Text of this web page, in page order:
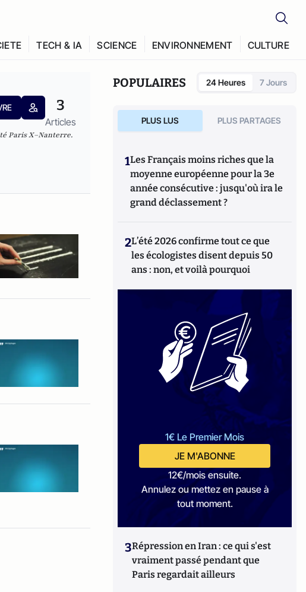
TECH & IA SCIENCE ENVIRONNEMENT CULTURE
3
Articles
Paris X–Nanterre.
POPULAIRES 24 Heures 7 Jours
PLUS LUS PLUS PARTAGES
1Les Français moins riches que la
moyenne européenne pour la 3e
année consécutive : jusqu'où ira le
grand déclassement ?
2L’été 2026 confirme tout ce que
les écologistes disent depuis 50
ans : non, et voilà pourquoi
1€ Le Premier Mois
JE M'ABONNE
12€/mois ensuite.
Annulez ou mettez en pause à
tout moment.
3Répression en Iran : ce qui s'est
vraiment passé pendant que
Paris regardait ailleurs